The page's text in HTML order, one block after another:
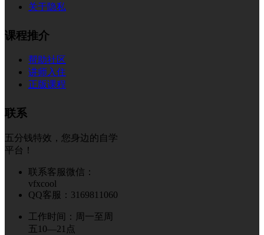
关于隐私
课程推介
帮助社区
讲师入住
正版课程
联系
五分钱特效，您身边的自学
平台！
联系客服微信：
vfxcool
QQ客服：3169811060
工作时间：周一至周
五10—21点